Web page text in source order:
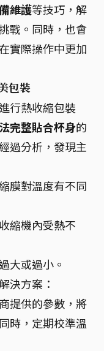
維護等技巧，解
戰。同時，也會
實際操作中更加
包裝
行熱收縮包裝
完整貼合杯身的
過分析，發現主
膜對溫度有不同
縮機內受熱不
大或過小。
決方案：
提供的參數，將
時，定期校準溫